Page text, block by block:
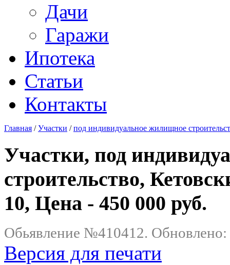
Дачи
Гаражи
Ипотека
Статьи
Контакты
Главная /Участки /под индивидуальное жилищное
Участки, под
строительство,
10, Цена - 450 000 руб.
Обьявление №410412.
Версия для печати